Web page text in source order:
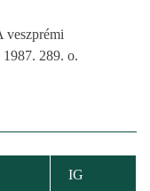
veszprémi
289. o.
IG